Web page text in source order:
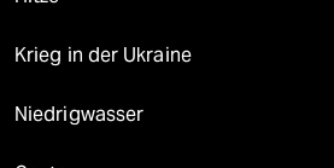
Krieg in der Ukraine
Niedrigwasser